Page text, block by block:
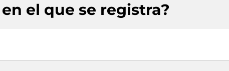
el que se registra?